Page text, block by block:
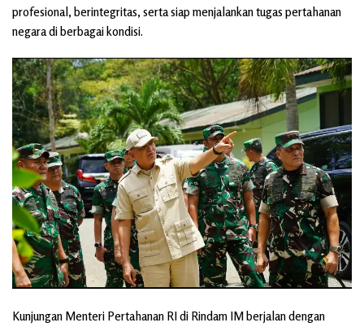
profesional, berintegritas, serta siap menjalankan tugas pertahanan
negara di berbagai kondisi.
Kunjungan Menteri Pertahanan RI di Rindam IM berjalan dengan